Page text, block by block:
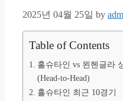
2025년 04월 25일 by
Table of Contents
홀슈타인 vs 묀헨글라
(Head-to-Head)
홀슈타인 최근 10경기